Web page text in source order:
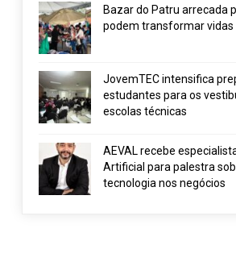
Bazar do Patru arrecada
podem transformar vidas
JovemTEC intensifica
estudantes para os
escolas técnicas
AEVAL recebe
Artificial para palestra
tecnologia nos negócios